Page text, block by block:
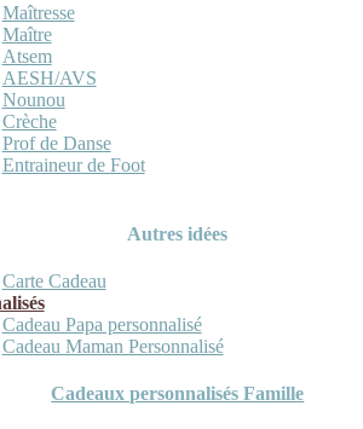
Maîtresse
Maître
Atsem
AESH/AVS
Nounou
Crèche
Prof de Danse
Entraineur de Foot
Autres idées
Carte Cadeau
Cadeau Papa personnalisé
Cadeau Maman Personnalisé
Cadeaux personnalisés Famille